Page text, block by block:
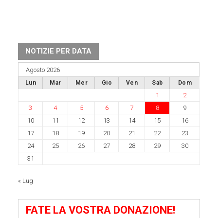
NOTIZIE PER DATA
Agosto 2026
Lun Mar Mer Gio Ven Sab Dom
1
2
3
4 5 6 7 8
9
10
11 12 13 14 15
16
17
18 19 20 21 22
23
24
25 26 27 28 29
30
31
« Lug
FATE LA VOSTRA DONAZIONE!